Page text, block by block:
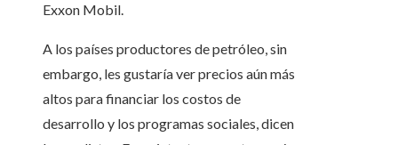
Exxon Mobil.
A los países productores de petróleo, sin
embargo, les gustaría ver precios aún más
altos para financiar los costos de
desarrollo y los programas sociales, dicen